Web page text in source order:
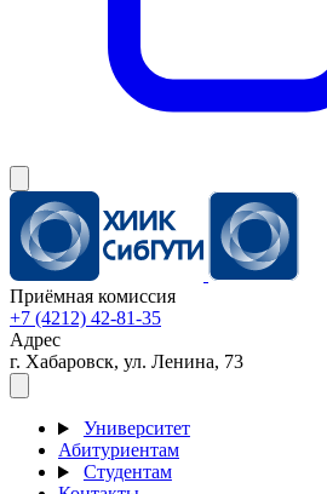
Приёмная комиссия
+7 (4212) 42-81-35
Адрес
г. Хабаровск, ул. Ленина, 73
Университет
Абитуриентам
Студентам